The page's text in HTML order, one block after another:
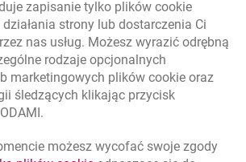
KUPNO SPRZEDAŻ
zapisanie tylko plików cookie
strony lub dostarczenia Ci
nas usług. Możesz wyrazić odrębną
rodzaje opcjonalnych
marketingowych plików cookie oraz
śledzących klikając przycisk
możesz wycofać swoje zgody